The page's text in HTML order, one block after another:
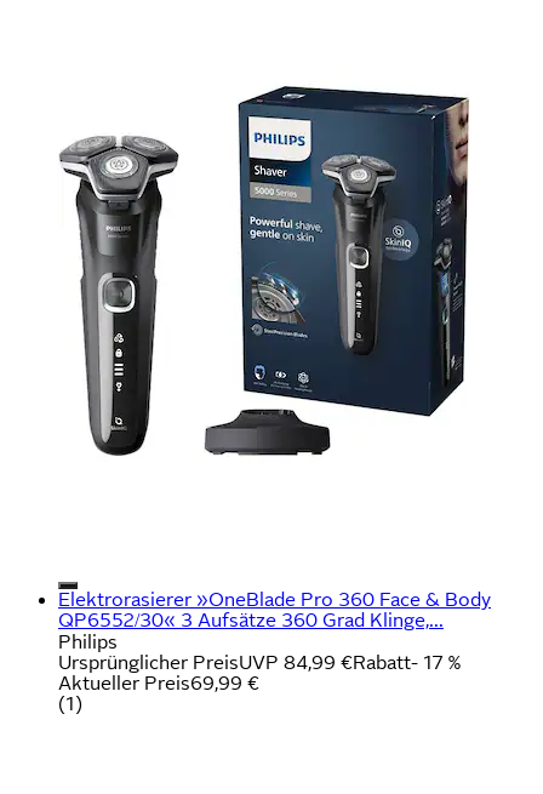
Elektrorasierer »OneBlade Pro 360 Face & Body
QP6552/30« 3 Aufsätze 360 Grad Klinge,...
Philips
Ursprünglicher PreisUVP 84,99 €Rabatt- 17 %
Aktueller Preis69,99 €
(1)